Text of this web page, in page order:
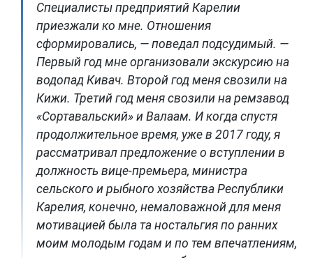
Специалисты предприятий Карелии
приезжали ко мне. Отношения
сформировались, — поведал подсудимый. —
Первый год мне организовали экскурсию на
водопад Кивач. Второй год меня свозили на
Кижи. Третий год меня свозили на ремзавод
«Сортавальский» и Валаам. И когда спустя
продолжительное время, уже в 2017 году, я
рассматривал предложение о вступлении в
должность вице-премьера, министра
сельского и рыбного хозяйства Республики
Карелия, конечно, немаловажной для меня
мотивацией была та ностальгия по ранних
моим молодым годам и по тем впечатлениям,